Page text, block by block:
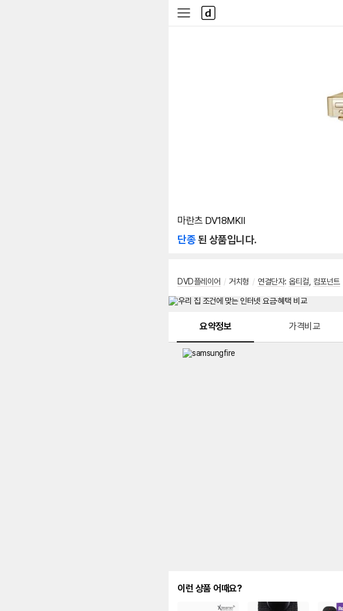
사
이
다
나
와
마란츠 DV18MKII
단종된 상품입니다.
DVD플레이어 / 거치형 / 연결단자: 옵티컬 컴포넌트
요약정보 가격비교
이런 상품 어때요?